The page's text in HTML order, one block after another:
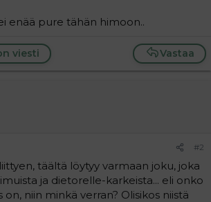
enää pure tähän himoon..
Vastaa
viesti
#2
täältä löytyy varmaan joku, joka
ja dietorelle-karkeista... eli onko
on, niin minkä verran? Olisikos niistä